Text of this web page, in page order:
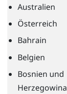
Australien
Österreich
Bahrain
Belgien
Bosnien und
Herzegowina